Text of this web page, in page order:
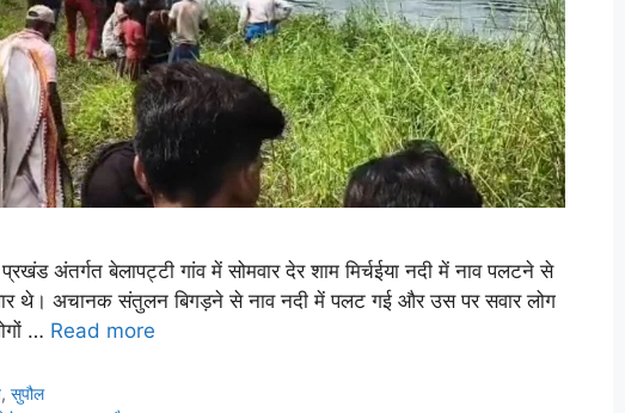
अंतर्गत बेलापट्टी गांव में सोमवार देर शाम मिर्चईया नदी में नाव पलटने से
थे। अचानक संतुलन बिगड़ने से नाव नदी में पलट गई और उस पर सवार लोग
… Read more
,सुपौल